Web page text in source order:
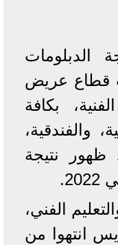
الدبلومات
يرغب قطاع عريض
بكافة
والفندقية،
نتيجة
الفني،
انتهوا من